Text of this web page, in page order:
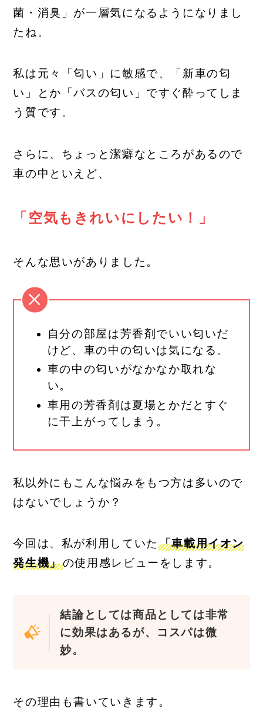
菌・消臭」が一層気になるようになりまし
たね。
私は元々「匂い」に敏感で、「新車の匂
い」とか「バスの匂い」ですぐ酔ってしま
う質です。
さらに、ちょっと潔癖なところがあるので
車の中といえど、
「空気もきれいにしたい！」
そんな思いがありました。
自分の部屋は芳香剤でいい匂いだ
けど、車の中の匂いは気になる。
車の中の匂いがなかなか取れな
い。
車用の芳香剤は夏場とかだとすぐ
に干上がってしまう。
私以外にもこんな悩みをもつ方は多いので
はないでしょうか？
今回は、私が利用していた 「車載用イオン
発生機」の使用感レビューをします。
結論としては商品としては非常
に効果はあるが、コスパは微
妙。
その理由も書いていきます。